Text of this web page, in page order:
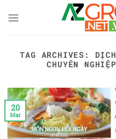
TAG ARCHIVES:
CHUYÊN
20
Mar